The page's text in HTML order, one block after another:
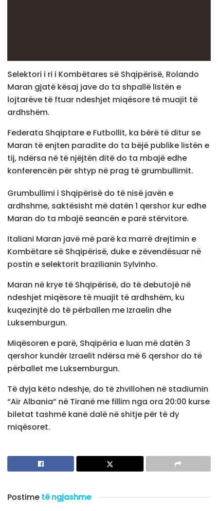
Selektori i ri i Kombëtares së Shqipërisë, Rolando
Maran gjatë kësaj jave do ta shpallë listën e
lojtarëve të ftuar ndeshjet miqësore të muajit të
ardhshëm.
Federata Shqiptare e Futbollit, ka bërë të ditur se
Maran të enjten paradite do ta bëjë publike listën e
tij, ndërsa në të njëjtën ditë do ta mbajë edhe
konferencën për shtyp në prag të grumbullimit.
Grumbullimi i Shqipërisë do të nisë javën e
ardhshme, saktësisht më datën 1 qershor kur edhe
Maran do ta mbajë seancën e parë stërvitore.
Italiani Maran javë më parë ka marrë drejtimin e
Kombëtare së Shqipërisë, duke e zëvendësuar në
postin e selektorit brazilianin Sylvinho.
Maran në krye të Shqipërisë, do të debutojë në
ndeshjet miqësore të muajit të ardhshëm, ku
kuqezinjtë do të përballen me Izraelin dhe
Luksemburgun.
Miqësoren e parë, Shqipëria e luan më datën 3
qershor kundër Izraelit ndërsa më 6 qershor do të
përballet me Luksemburgun.
Të dyja këto ndeshje, do të zhvillohen në stadiumin
“Air Albania” në Tiranë me fillim nga ora 20:00 kurse
biletat tashmë kanë dalë në shitje për të dy
miqësoret.
Postime të ngjashme